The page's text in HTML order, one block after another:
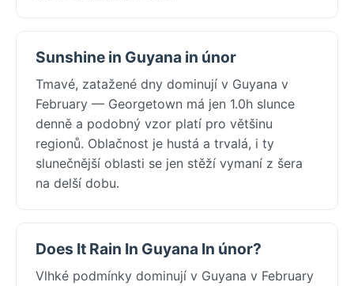
Sunshine in Guyana in únor
Tmavé, zatažené dny dominují v Guyana v
February — Georgetown má jen 1.0h slunce
denně a podobný vzor platí pro většinu
regionů. Oblačnost je hustá a trvalá, i ty
slunečnější oblasti se jen stěží vymaní z šera
na delší dobu.
Does It Rain In Guyana In únor?
Vlhké podmínky dominují v Guyana v February